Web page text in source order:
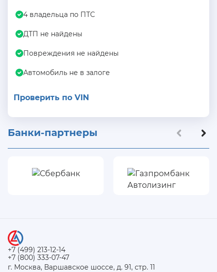
4 владельца по ПТС
ДТП не найдены
Повреждения не найдены
Автомобиль не в залоге
Проверить по VIN
Банки-партнеры
+7 (499) 213-12-14
+7 (800) 333-07-47
г. Москва, Варшавское шоссе, д. 91, стр. 11